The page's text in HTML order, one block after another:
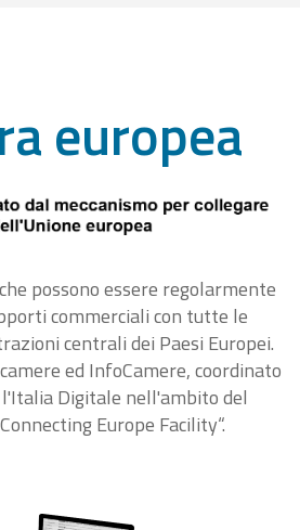
europea
possono essere regolarmente
commerciali con tutte le
centrali dei Paesi Europei.
ed InfoCamere, coordinato
Digitale nell'ambito del
Europe Facility“.